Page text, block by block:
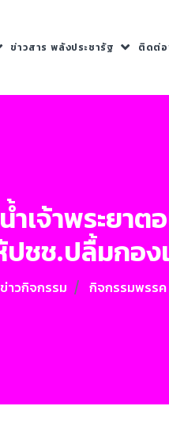
ข่าวสาร พลังประชารัฐ ติดต่อ
ำเจ้าพระยา
ปชช.ปลื้มกอ
ข่าวกิจกรรม กิจกรรมพรรค